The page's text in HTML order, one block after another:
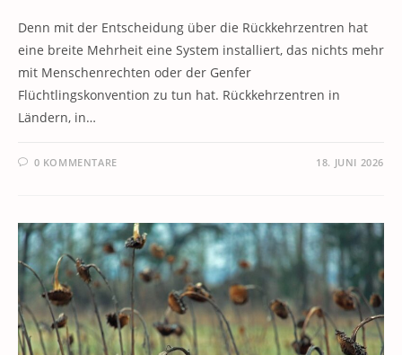
Denn mit der Entscheidung über die Rückkehrzentren hat
eine breite Mehrheit eine System installiert, das nichts mehr
mit Menschenrechten oder der Genfer
Flüchtlingskonvention zu tun hat. Rückkehrzentren in
Ländern, in…
0 KOMMENTARE 18. JUNI 2026